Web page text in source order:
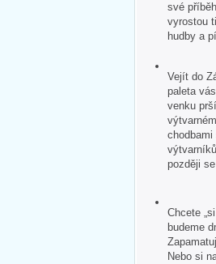
své
vyrostou
hudby a
Vejít do
paleta
venku
později
Chcete
budeme
Nebo si